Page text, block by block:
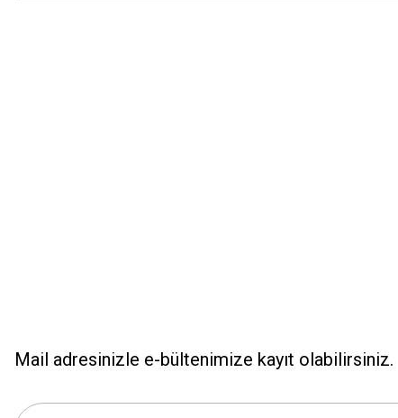
Mail adresinizle e-bültenimize kayıt olabilirsiniz.